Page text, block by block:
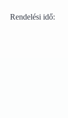
Rendelési idő: